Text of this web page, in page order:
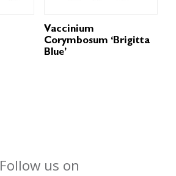
Vaccinium
Corymbosum ‘Brigitta
Blue’
Follow us on